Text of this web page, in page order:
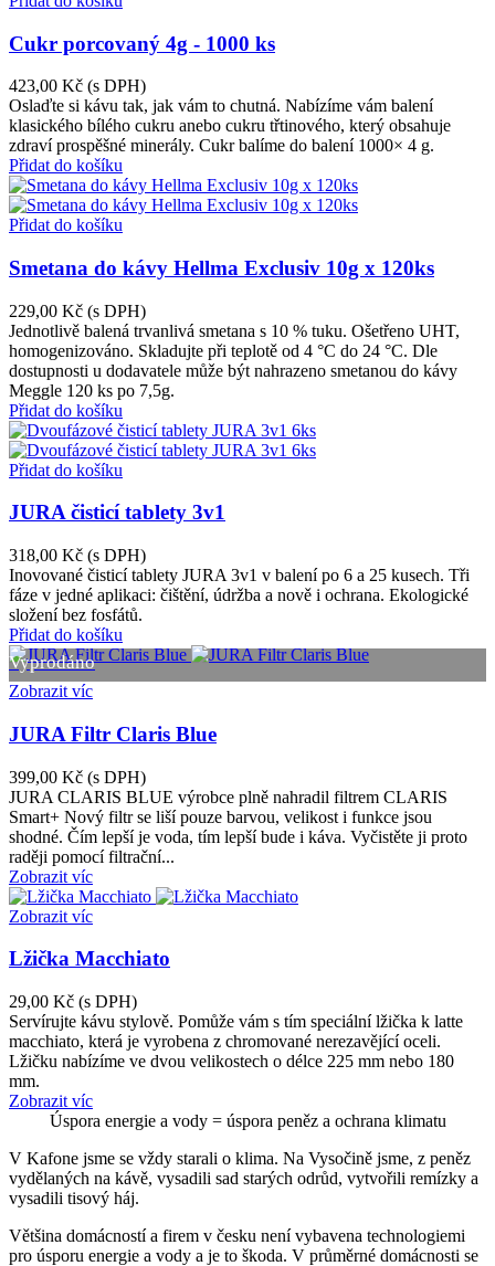
Cukr porcovaný 4g - 1000 ks
423,00 Kč (s DPH)
Oslaďte si kávu tak, jak vám to chutná. Nabízíme vám balení
klasického bílého cukru anebo cukru třtinového, který obsahuje
zdraví prospěšné minerály. Cukr balíme do balení 1000× 4 g.
Přidat do košíku
Přidat do košíku
Smetana do kávy Hellma Exclusiv 10g x 120ks
229,00 Kč (s DPH)
Jednotlivě balená trvanlivá smetana s 10 % tuku. Ošetřeno UHT,
homogenizováno. Skladujte při teplotě od 4 °C do 24 °C. Dle
dostupnosti u dodavatele může být nahrazeno smetanou do kávy
Meggle 120 ks po 7,5g.
Přidat do košíku
Přidat do košíku
JURA čisticí tablety 3v1
318,00 Kč (s DPH)
Inovované čisticí tablety JURA 3v1 v balení po 6 a 25 kusech. Tři
fáze v jedné aplikaci: čištění, údržba a nově i ochrana. Ekologické
složení bez fosfátů.
Přidat do košíku
Vyprodáno
Zobrazit víc
JURA Filtr Claris Blue
399,00 Kč (s DPH)
JURA CLARIS BLUE výrobce plně nahradil filtrem CLARIS
Smart+ Nový filtr se liší pouze barvou, velikost i funkce jsou
shodné. Čím lepší je voda, tím lepší bude i káva. Vyčistěte ji proto
raději pomocí filtrační...
Zobrazit víc
Zobrazit víc
Lžička Macchiato
29,00 Kč (s DPH)
Servírujte kávu stylově. Pomůže vám s tím speciální lžička k latte
macchiato, která je vyrobena z chromované nerezavějící oceli.
Lžičku nabízíme ve dvou velikostech o délce 225 mm nebo 180
mm.
Zobrazit víc
Úspora energie a vody = úspora peněz a ochrana klimatu
V Kafone jsme se vždy starali o klima. Na Vysočině jsme, z peněz
vydělaných na kávě, vysadili sad starých odrůd, vytvořili remízky a
vysadili tisový háj.
Většina domácností a firem v česku není vybavena technologiemi
pro úsporu energie a vody a je to škoda. V průměrné domácnosti se